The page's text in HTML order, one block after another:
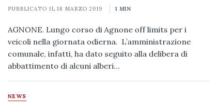
PUBBLICATO IL18 MARZO 2019 1 MIN
AGNONE. Lungo corso di Agnone off limits per i
veicoli nella giornata odierna. L’amministrazione
comunale, infatti, ha dato seguito alla delibera di
abbattimento di alcuni alberi…
NEWS